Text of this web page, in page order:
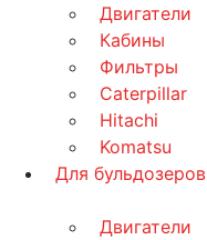
Двигатели
Кабины
Фильтры
Caterpillar
Hitachi
Komatsu
Для бульдозеров
Двигатели